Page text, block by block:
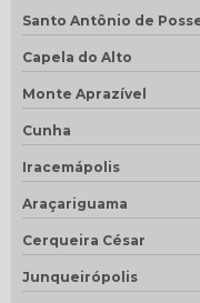
Santo Antônio de
Capela do Alto
Monte Aprazível
Cunha
Iracemápolis
Araçariguama
Cerqueira César
Junqueirópolis